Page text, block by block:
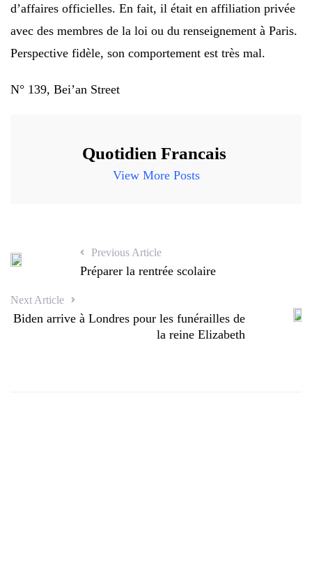
d’affaires officielles. En fait, il était en affiliation privée
avec des membres de la loi ou du renseignement à Paris.
Perspective fidèle, son comportement est très mal.
N° 139, Bei’an Street
Quotidien Francais
View More Posts
Previous Article
Préparer la rentrée scolaire
Next Article
Biden arrive à Londres pour les funérailles de
la reine Elizabeth